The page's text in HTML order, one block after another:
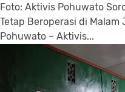
Foto: Aktivis Pohuwato
Tetap Beroperasi di Malam
Pohuwato – Aktivis...